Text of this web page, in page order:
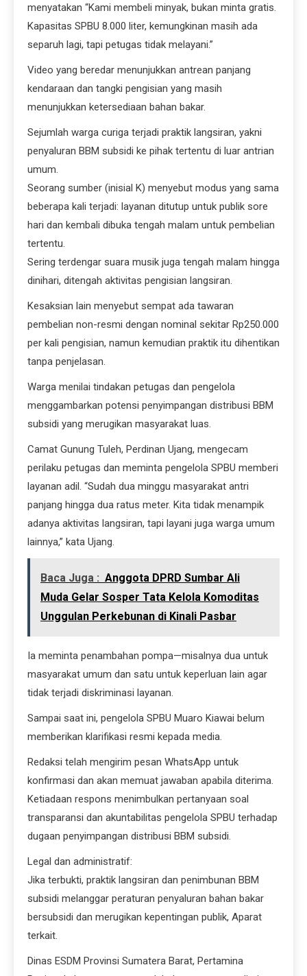
menyatakan “Kami membeli minyak, bukan minta gratis.
Kapasitas SPBU 8.000 liter, kemungkinan masih ada
separuh lagi, tapi petugas tidak melayani.”
Video yang beredar menunjukkan antrean panjang
kendaraan dan tangki pengisian yang masih
menunjukkan ketersediaan bahan bakar.
Sejumlah warga curiga terjadi praktik langsiran, yakni
penyaluran BBM subsidi ke pihak tertentu di luar antrian
umum.
Seorang sumber (inisial K) menyebut modus yang sama
beberapa kali terjadi: layanan ditutup untuk publik sore
hari dan kembali dibuka tengah malam untuk pembelian
tertentu.
Sering terdengar suara musik juga tengah malam hingga
dinihari, ditengah aktivitas pengisian langsiran.
Kesaksian lain menyebut sempat ada tawaran
pembelian non-resmi dengan nominal sekitar Rp250.000
per kali pengisian, namun kemudian praktik itu dihentikan
tanpa penjelasan.
Warga menilai tindakan petugas dan pengelola
menggambarkan potensi penyimpangan distribusi BBM
subsidi yang merugikan masyarakat luas.
Camat Gunung Tuleh, Perdinan Ujang, mengecam
perilaku petugas dan meminta pengelola SPBU memberi
layanan adil. “Sudah dua minggu masyarakat antri
panjang hingga dua ratus meter. Kita tidak menampik
adanya aktivitas langsiran, tapi layani juga warga umum
lainnya,” kata Ujang.
Baca Juga : Anggota DPRD Sumbar Ali
Muda Gelar Sosper Tata Kelola Komoditas
Unggulan Perkebunan di Kinali Pasbar
Ia meminta penambahan pompa—misalnya dua untuk
masyarakat umum dan satu untuk keperluan lain agar
tidak terjadi diskriminasi layanan.
Sampai saat ini, pengelola SPBU Muaro Kiawai belum
memberikan klarifikasi resmi kepada media.
Redaksi telah mengirim pesan WhatsApp untuk
konfirmasi dan akan memuat jawaban apabila diterima.
Ketiadaan respons menimbulkan pertanyaan soal
transparansi dan akuntabilitas pengelola SPBU terhadap
dugaan penyimpangan distribusi BBM subsidi.
Legal dan administratif:
Jika terbukti, praktik langsiran dan penimbunan BBM
subsidi melanggar peraturan penyaluran bahan bakar
bersubsidi dan merugikan kepentingan publik, Aparat
terkait.
Dinas ESDM Provinsi Sumatera Barat, Pertamina